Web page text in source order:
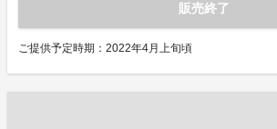
販売終了
ご提供予定時期：2022年4月上旬頃